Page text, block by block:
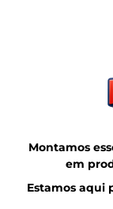
Montamos
em
Estamos aqui